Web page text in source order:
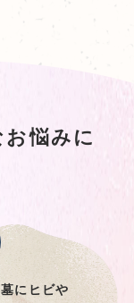
悩みに
にヒビや